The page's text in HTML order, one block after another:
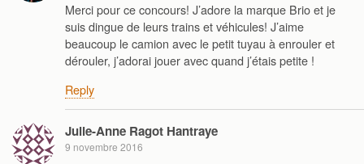
Merci pour ce concours! J’adore la marque Brio et je
suis dingue de leurs trains et véhicules! J’aime
beaucoup le camion avec le petit tuyau à enrouler et
dérouler, j’adorai jouer avec quand j’étais petite !
Reply
Julie-Anne Ragot Hantraye
9 novembre 2016